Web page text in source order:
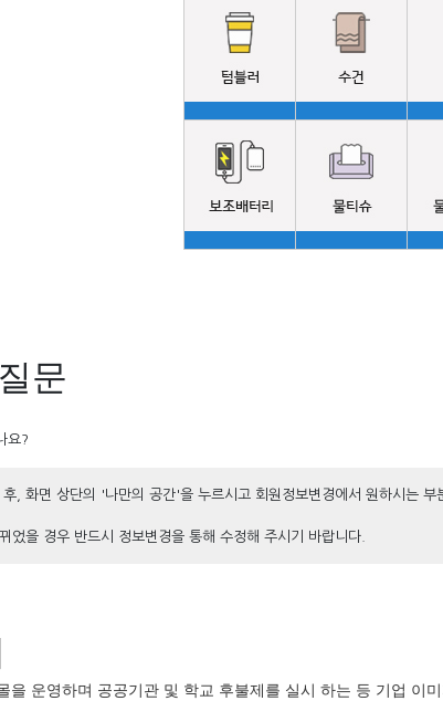
문
요?
, 화면 상단의 '나만의 공간'을 누르시고 회원정보변경에서 원하시는
었을 경우 반드시 정보변경을 통해 수정해 주시기 바랍니다.
을 운영하며 공공기관 및 학교 후불제를 실시 하는 등 기업 이